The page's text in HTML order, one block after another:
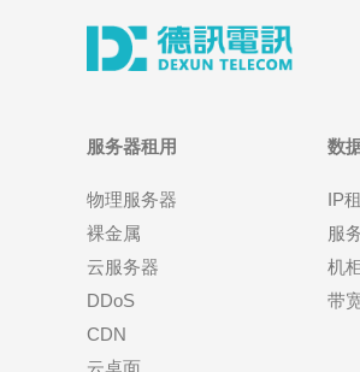
服务器租用
物理服务器
裸金属
云服务器
DDoS
CDN
云桌面
数
IP
服
机
带